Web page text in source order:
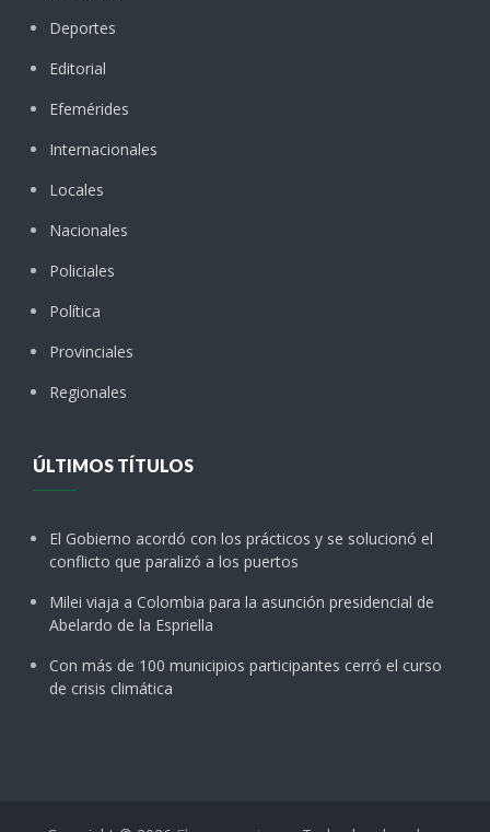
Deportes
Editorial
Efemérides
Internacionales
Locales
Nacionales
Policiales
Política
Provinciales
Regionales
ÚLTIMOS TÍTULOS
El Gobierno acordó con los prácticos y se solucionó el
conflicto que paralizó a los puertos
Milei viaja a Colombia para la asunción presidencial de
Abelardo de la Espriella
Con más de 100 municipios participantes cerró el curso
de crisis climática